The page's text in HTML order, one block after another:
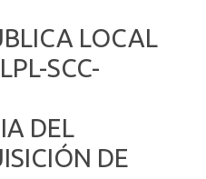
LOCAL
SCC-
DEL
DE